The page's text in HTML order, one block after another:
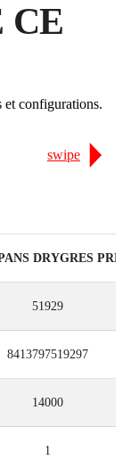
CE
et configurations.
swipe
DRYGRES
51929
8413797519297
14000
1